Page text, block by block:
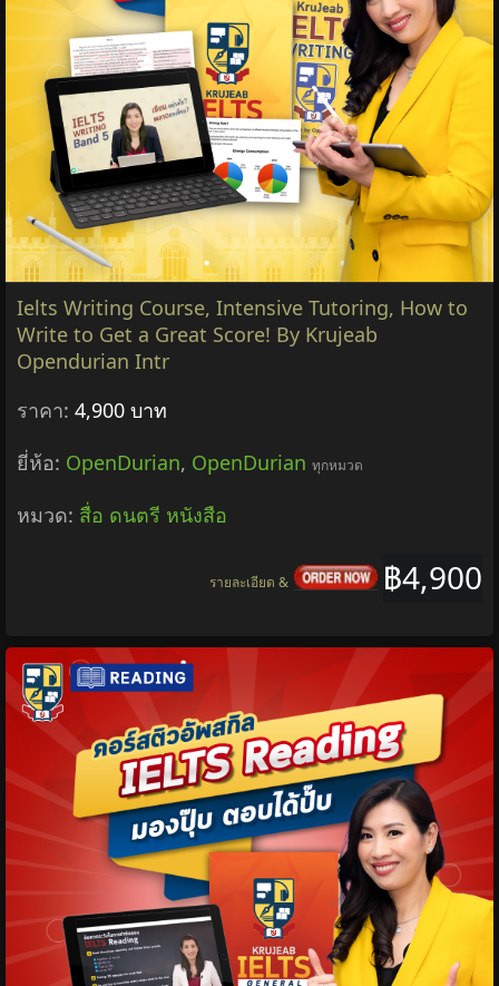
Ielts Writing Course, Intensive Tutoring, How to
Write to Get a Great Score! By Krujeab
Opendurian Intr
ราคา: 4,900 บาท
ยี่ห้อ: OpenDurian, OpenDurian ทุกหมวด
หมวด: สื่อ ดนตรี หนังสือ
฿4,900
รายละเอียด &